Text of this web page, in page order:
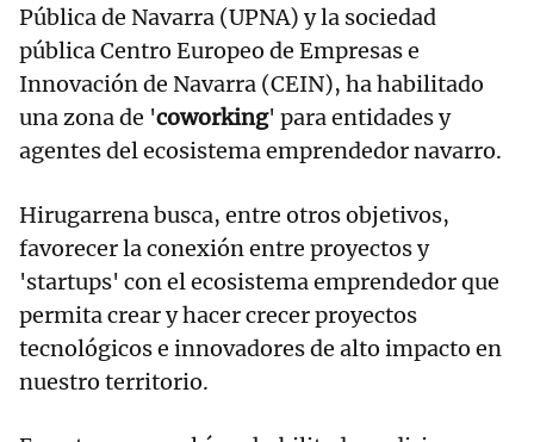
Pública de Navarra (UPNA) y la sociedad
pública Centro Europeo de Empresas e
Innovación de Navarra (CEIN), ha habilitado
una zona de 'coworking' para entidades y
agentes del ecosistema emprendedor navarro.
Hirugarrena busca, entre otros objetivos,
favorecer la conexión entre proyectos y
'startups' con el ecosistema emprendedor que
permita crear y hacer crecer proyectos
tecnológicos e innovadores de alto impacto en
nuestro territorio.